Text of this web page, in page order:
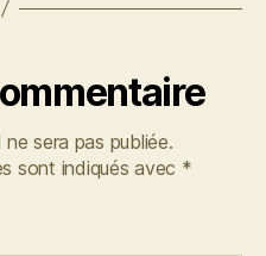
sera pas publiée.
sont indiqués avec *